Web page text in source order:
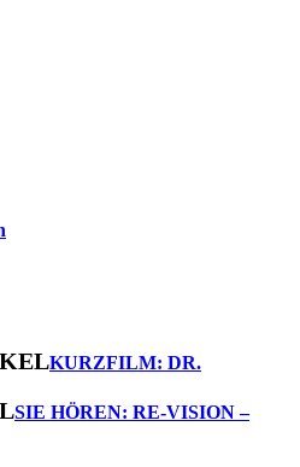
KURZFILM: DR.
SIE HÖREN: RE-VISION –